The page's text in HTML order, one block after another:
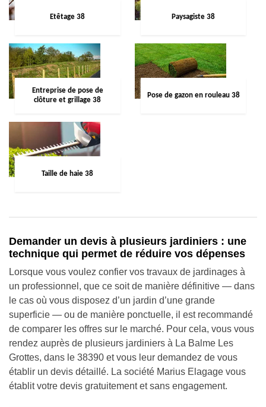
Etêtage 38 Paysagiste 38
Entreprise de pose de
clôture et grillage 38
Pose de gazon en rouleau 38
Taille de haie 38
Demander un devis à plusieurs jardiniers : une
technique qui permet de réduire vos dépenses
Lorsque vous voulez confier vos travaux de jardinages à
un professionnel, que ce soit de manière définitive — dans
le cas où vous disposez d’un jardin d’une grande
superficie — ou de manière ponctuelle, il est recommandé
de comparer les offres sur le marché. Pour cela, vous vous
rendez auprès de plusieurs jardiniers à La Balme Les
Grottes, dans le 38390 et vous leur demandez de vous
établir un devis détaillé. La société Marius Elagage vous
établit votre devis gratuitement et sans engagement.